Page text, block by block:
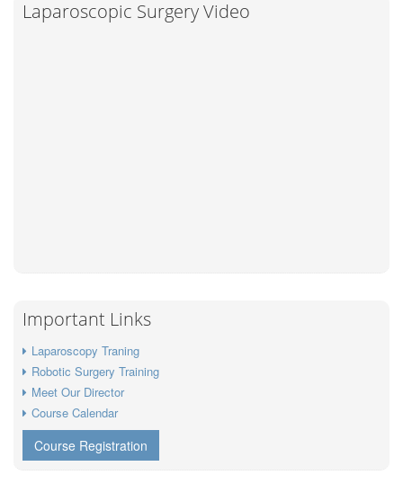
Laparoscopic Surgery Video
Important Links
Laparoscopy Traning
Robotic Surgery Training
Meet Our Director
Course Calendar
Course Registration